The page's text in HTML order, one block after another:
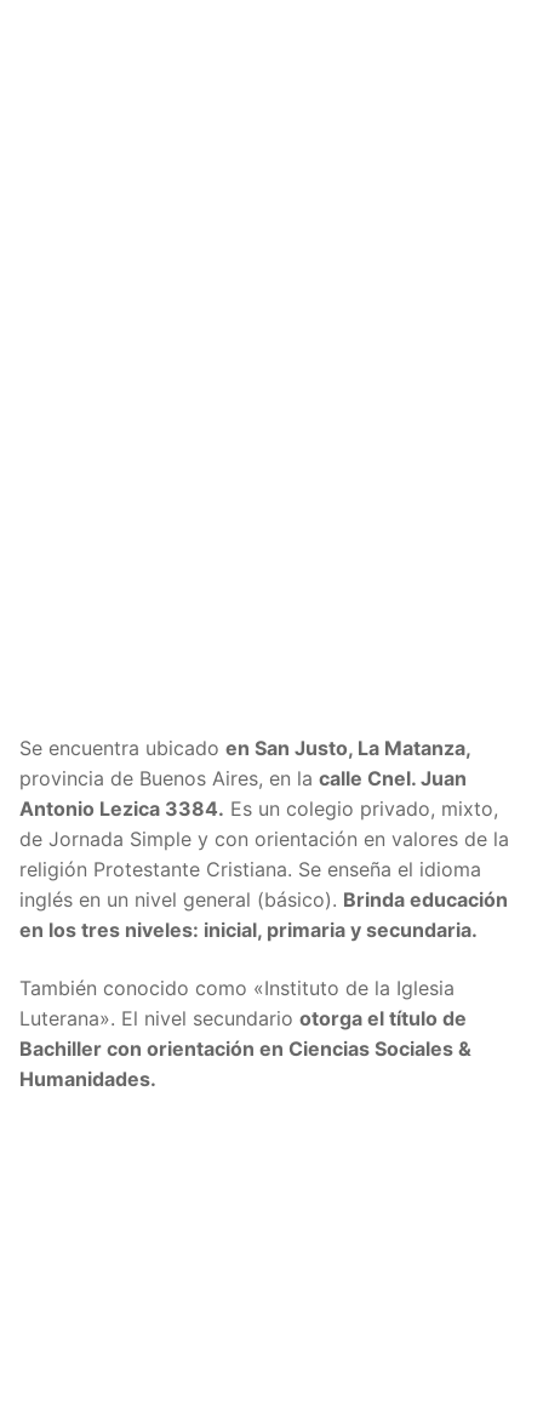
Se encuentra ubicado en San Justo, La Matanza,
provincia de Buenos Aires, en la calle Cnel. Juan
Antonio Lezica 3384. Es un colegio privado, mixto,
de Jornada Simple y con orientación en valores de la
religión Protestante Cristiana. Se enseña el idioma
inglés en un nivel general (básico). Brinda educación
en los tres niveles: inicial, primaria y secundaria.
También conocido como «Instituto de la Iglesia
Luterana». El nivel secundario otorga el título de
Bachiller con orientación en Ciencias Sociales &
Humanidades.